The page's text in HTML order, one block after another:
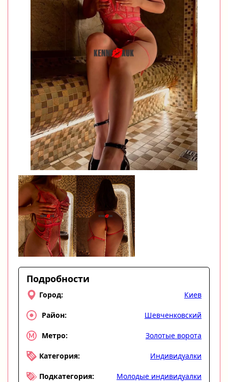
Подробности
Город: Киев
Район: Шевченковский
Метро: Золотые ворота
Категория: Индивидуалки
Подкатегория: Молодые индивидуалки